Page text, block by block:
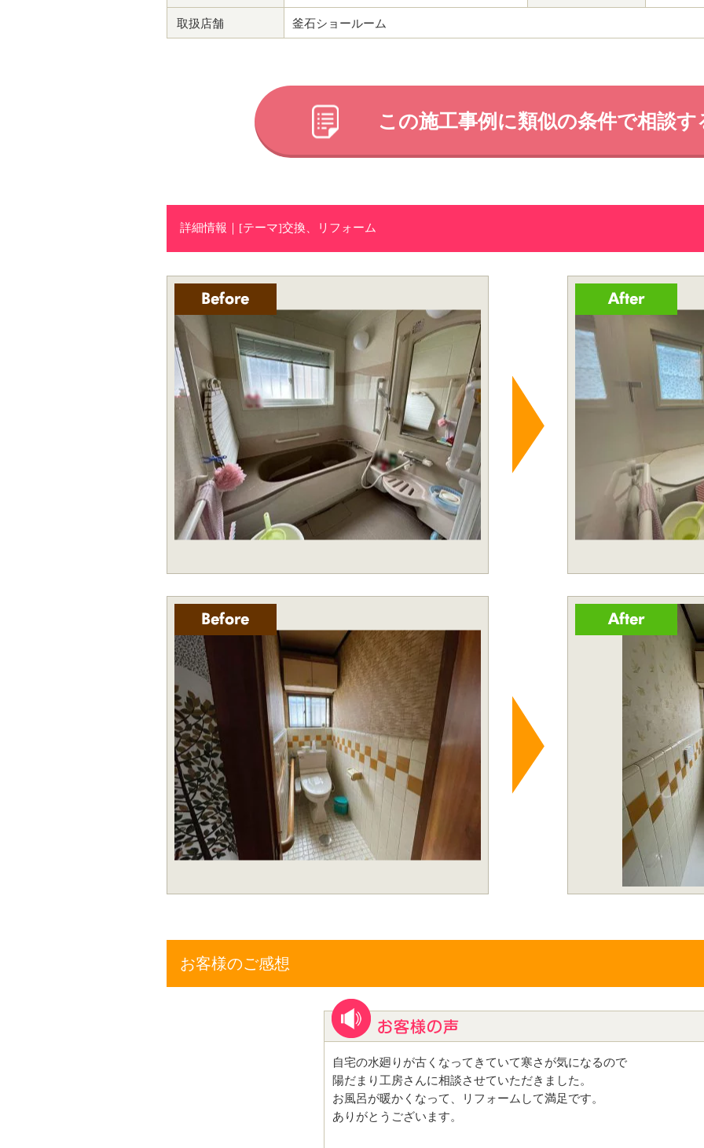
取扱店舗 釜石ショールーム
この施工事例に類似の条件で相談す
詳細情報｜[テーマ]交換、リフォーム
お客様のご感想
自宅の水廻りが古くなってきていて寒さが気になるので
陽だまり工房さんに相談させていただきました。
お風呂が暖かくなって、リフォームして満足です。
ありがとうございます。